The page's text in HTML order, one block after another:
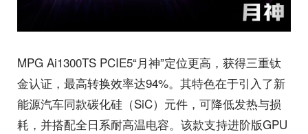
MPG Ai1300TS PCIE5“月神”定位更高，获得三重钛
金认证，最高转换效率达94%。其特色在于引入了新
能源汽车同款碳化硅（SiC）元件，可降低发热与损
耗，并搭配全日系耐高温电容。该款支持进阶版GPU